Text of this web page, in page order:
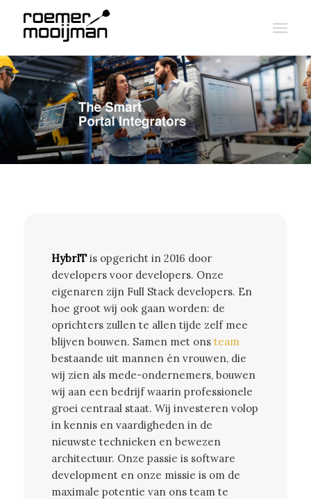
HybrITis opgericht in 2016 door
developers voor developers. Onze
eigenaren zijn Full Stack developers. En
hoe groot wij ook gaan worden: de
oprichters zullen te allen tijde zelf mee
blijven bouwen. Samen met ons team
bestaande uit mannen én vrouwen, die
wij zien als mede-ondernemers, bouwen
wij aan een bedrijf waarin professionele
groei centraal staat. Wij investeren volop
in kennis en vaardigheden in de
nieuwste technieken en bewezen
architectuur. Onze passie is software
development en onze missie is om de
maximale potentie van ons team te